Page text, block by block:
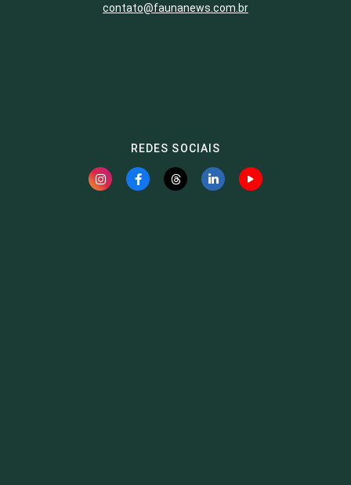
contato@faunanews.com.br
REDES SOCIAIS